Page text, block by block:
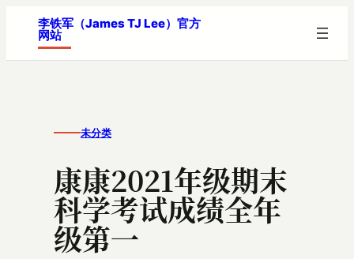
内
李铁军（James TJ Lee）官方
网站
未分类
康康2021年级期末
科学考试成绩全年
级第一